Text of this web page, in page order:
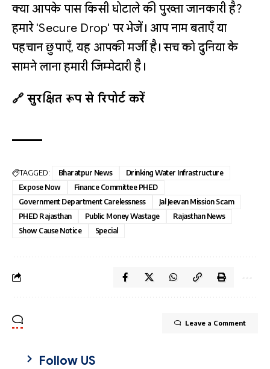
क्या आपके पास किसी घोटाले की पुख्ता जानकारी है?
हमारे 'Secure Drop' पर भेजें। आप नाम बताएँ या
पहचान छुपाएँ, यह आपकी मर्जी है। सच को दुनिया के
सामने लाना हमारी जिम्मेदारी है।
🔗 सुरक्षित रूप से रिपोर्ट करें
TAGGED: Bharatpur News
Drinking Water Infrastructure
Expose Now
Finance Committee PHED
Government Department Carelessness
Jal Jeevan Mission Scam
PHED Rajasthan
Public Money Wastage
Rajasthan News
Show Cause Notice
Special
Leave a Comment
Follow US